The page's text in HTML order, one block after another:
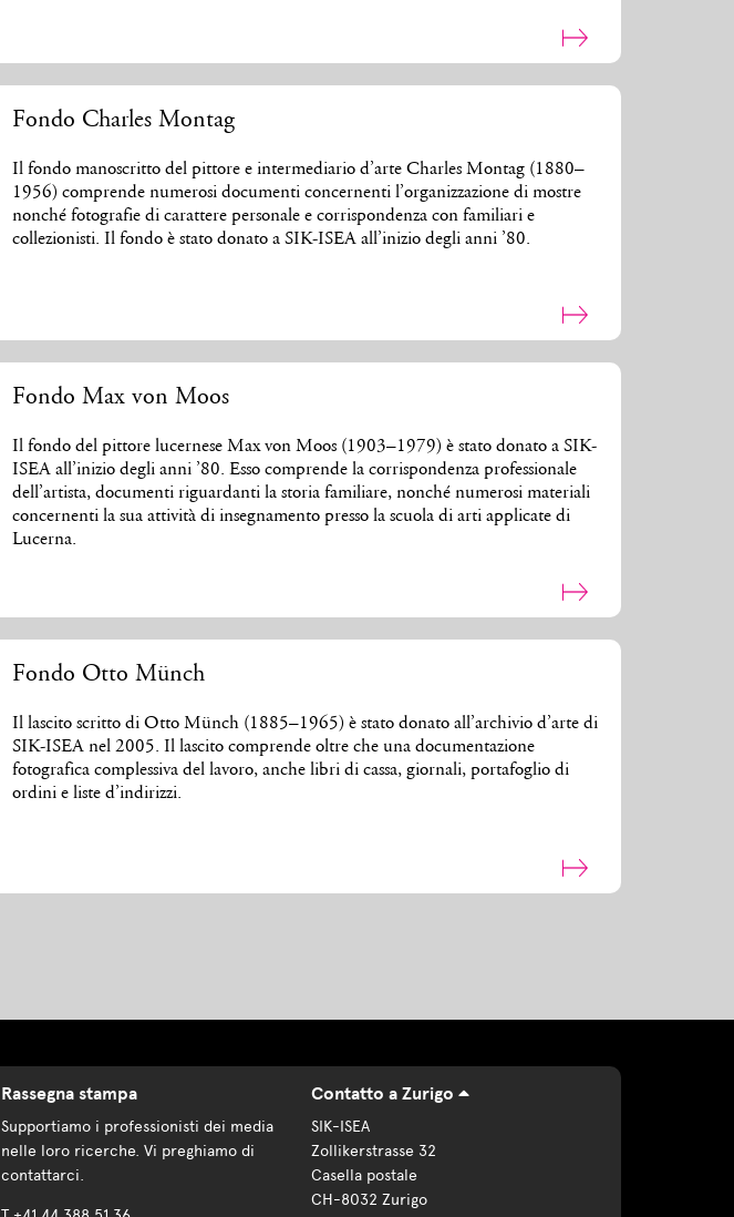
Fondo Charles Montag
Il fondo manoscritto del pittore e intermediario d’arte Charles Montag (1880–
1956) comprende numerosi documenti concernenti l’organizzazione di mostre
nonché fotografie di carattere personale e corrispondenza con familiari e
collezionisti. Il fondo è stato donato a SIK-ISEA all’inizio degli anni ’80.
Fondo Max von Moos
Il fondo del pittore lucernese Max von Moos (1903–1979) è stato donato a SIK-
ISEA all’inizio degli anni ’80. Esso comprende la corrispondenza professionale
dell’artista, documenti riguardanti la storia familiare, nonché numerosi materiali
concernenti la sua attività di insegnamento presso la scuola di arti applicate di
Lucerna.
Fondo Otto Münch
Il lascito scritto di Otto Münch (1885–1965) è stato donato all’archivio d’arte di
SIK-ISEA nel 2005. Il lascito comprende oltre che una documentazione
fotografica complessiva del lavoro, anche libri di cassa, giornali, portafoglio di
ordini e liste d’indirizzi.
Rassegna stampa
Supportiamo i professionisti dei media
nelle loro ricerche. Vi preghiamo di
contattarci.
Contatto a Zurigo
SIK-ISEA
Zollikerstrasse 32
Casella postale
CH-8032 Zurigo